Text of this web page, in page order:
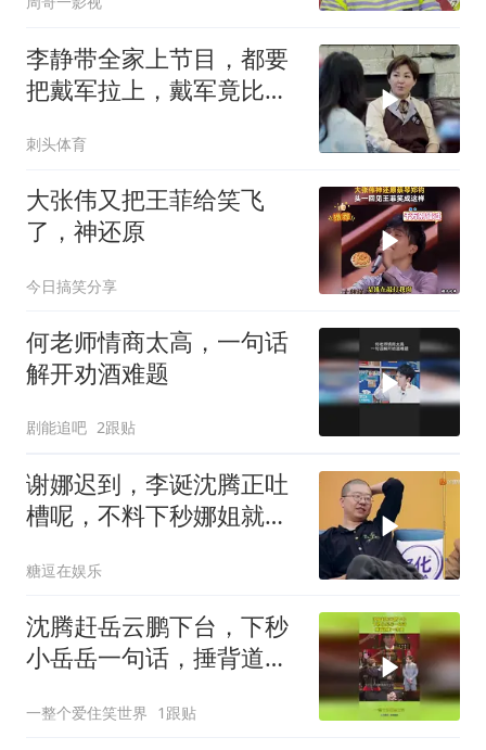
李静带全家上节目，都要
把戴军拉上，戴军竟比她
刺头体育
大张伟又把王菲给笑飞
了，神还原
今日搞笑分享
何老师情商太高，一句话
解开劝酒难题
剧能追吧 2跟贴
谢娜迟到，李诞沈腾正吐
槽呢，不料下秒娜姐就推
糖逗在娱乐
沈腾赶岳云鹏下台，下秒
小岳岳一句话，捶背道歉
一整个爱住笑世界 1跟贴